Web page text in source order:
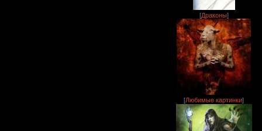
[Драконы]
[Любимые картинки]